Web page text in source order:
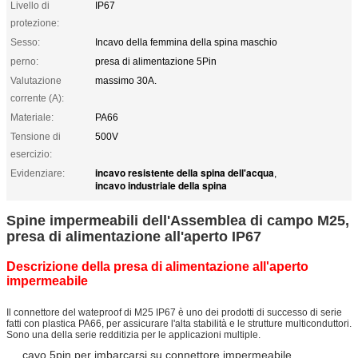
Livello di
protezione:
IP67
Sesso:
Incavo della femmina della spina maschio
perno:
presa di alimentazione 5Pin
Valutazione
corrente (A):
massimo 30A.
Materiale:
PA66
Tensione di
esercizio:
500V
Evidenziare: incavo resistente della spina dell'acqua,
incavo industriale della spina
Spine impermeabili dell'Assemblea di campo M25,
presa di alimentazione all'aperto IP67
Descrizione della presa di alimentazione all'aperto
impermeabile
Il connettore del wateproof di M25 IP67 è uno dei prodotti di successo di serie
fatti con plastica PA66, per assicurare l'alta stabilità e le strutture multiconduttori.
Sono una della serie redditizia per le applicazioni multiple.
cavo 5pin per imbarcarsi su connettore impermeabile